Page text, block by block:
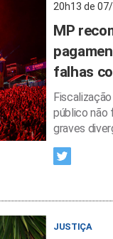
20h13 de
MP
falhas
público não
graves
JUSTIÇA